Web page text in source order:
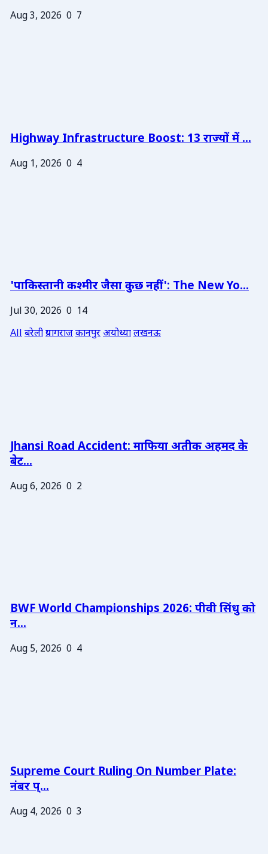
Aug 3, 2026 0 7
Highway Infrastructure Boost: 13 राज्यों में ...
Aug 1, 2026 0 4
'पाकिस्तानी कश्मीर जैसा कुछ नहीं': The New Yo...
Jul 30, 2026 0 14
Allबरेलीप्रयागराजकानपुरअयोध्यालखनऊ
Jhansi Road Accident: माफिया अतीक अहमद के
बेट...
Aug 6, 2026 0 2
BWF World Championships 2026: पीवी सिंधु को
न...
Aug 5, 2026 0 4
Supreme Court Ruling On Number Plate:
नंबर प्...
Aug 4, 2026 0 3